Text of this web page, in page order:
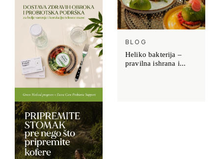
BLOG
Heliko bakterija –
pravilna ishrana i...